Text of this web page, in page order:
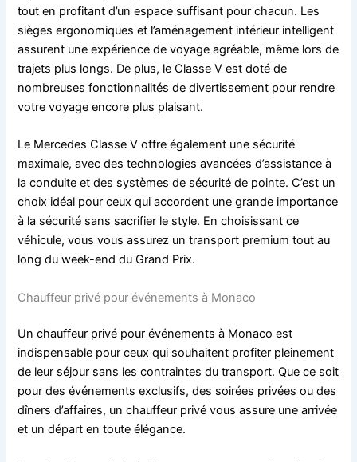
tout en profitant d’un espace suffisant pour chacun. Les
sièges ergonomiques et l’aménagement intérieur intelligent
assurent une expérience de voyage agréable, même lors de
trajets plus longs. De plus, le Classe V est doté de
nombreuses fonctionnalités de divertissement pour rendre
votre voyage encore plus plaisant.
Le Mercedes Classe V offre également une sécurité
maximale, avec des technologies avancées d’assistance à
la conduite et des systèmes de sécurité de pointe. C’est un
choix idéal pour ceux qui accordent une grande importance
à la sécurité sans sacrifier le style. En choisissant ce
véhicule, vous vous assurez un transport premium tout au
long du week-end du Grand Prix.
Chauffeur privé pour événements à Monaco
Un chauffeur privé pour événements à Monaco est
indispensable pour ceux qui souhaitent profiter pleinement
de leur séjour sans les contraintes du transport. Que ce soit
pour des événements exclusifs, des soirées privées ou des
dîners d’affaires, un chauffeur privé vous assure une arrivée
et un départ en toute élégance.